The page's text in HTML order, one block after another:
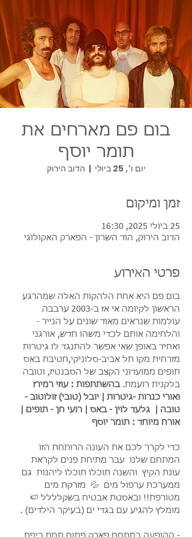
בום פם מארחים את
תומר יוסף
יום ו׳, 25 ביולי
  |
הדוב הירוק
זמן ומיקום
25 ביולי 2025, 16:30
הדוב הירוק, הוד השרון - הפארק האקולוגי
פרטי האירוע
בום פם היא אחת הלהקות האלה שמהרגע
הראשון לקיומה אי אז ב-2003 ערבבה
עולמות שנראים מאוד שונים על הנייר -
והלחימה אותם לכדי משהו חדש, אורגני
ואחיד באופן שאי אפשר להתנגד לו גיטרות
מזרחית מקו תל אביב-סלוניקי,חטיבת באס
תופים ממועדוני הקצב של הסבנטיז, וטובה
בלקנית רועמת. בהשתתפות : עוזי רמירז
ואורי כנרות -גיטרות | יובל (טובי) זולוטוב -
טובה |  גלעד לוין - באס | רועי חן - תופים |
אורח מיוחד : תומר יוסף
כדי לקרר לכם את העונה הרותחת הזו
המתחם שלנו  עבר מתיחת פנים לקראת
עונת הקיץ  והשנה תוכלו תוכלו ליהנות  גם
ממערכת ערפול מים  💦  מזרקת מים
מטורפת!! ובאסטת אבטיח בשקלללל 🍉
מומלץ להגיע עם בגדי ים (בעיקר הילדים) .